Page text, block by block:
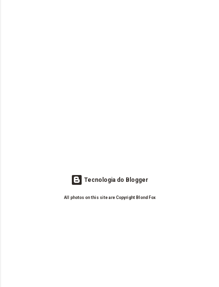
Tecnologia do Blogger
All photos on this site are Copyright Blond Fox